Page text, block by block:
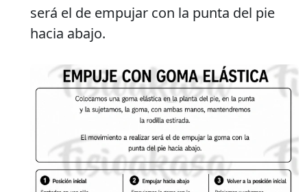
será el de empujar con la punta del pie
hacia abajo.